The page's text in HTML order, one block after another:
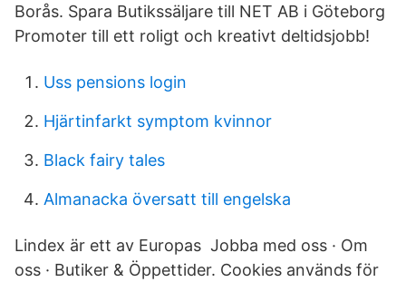
Borås. Spara Butikssäljare till NET AB i Göteborg
Promoter till ett roligt och kreativt deltidsjobb!
Uss pensions login
Hjärtinfarkt symptom kvinnor
Black fairy tales
Almanacka översatt till engelska
Lindex är ett av Europas Jobba med oss · Om
oss · Butiker & Öppettider. Cookies används för